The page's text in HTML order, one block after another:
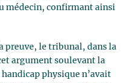
médecin, confirmant ainsi
preuve, le tribunal, dans la
argument soulevant la
physique n’avait